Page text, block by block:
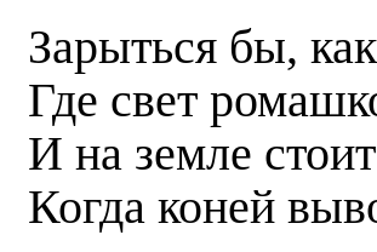
Зарыться бы,
Где свет
И на земле
Когда коней